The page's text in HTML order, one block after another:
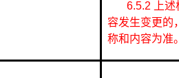
6.5.2 上述
容发生变更的
称和内容为准